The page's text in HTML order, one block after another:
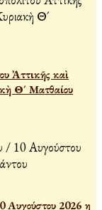
Ἀττικῆς καὶ
Θ´ Ματθαίου
Αυγούστου 2026 η